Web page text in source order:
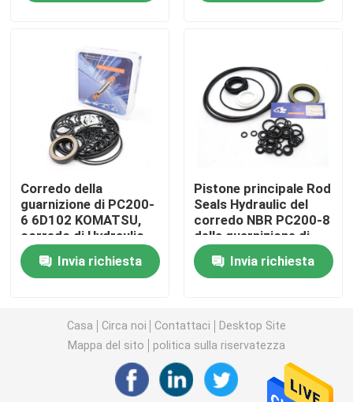
Escavatore Seal Kit
corredo della guarnizione del jcb
Corredo della guarnizione di KOMATSU
Rod Seal idraulico
Parapolvere idraulica
Guarnizione idraulica del pistone
Corredo della
guarnizione di PC200-
6 6D102 KOMATSU,
corredo di Hydraulic
Pump Repair
dell'escavatore
Invia richiesta
Pistone principale Rod
Seals Hydraulic del
corredo NBR PC200-8
della guarnizione di
KOMATSU della
pompaInvia richiesta
Casa Circa noi Contattaci
Desktop Site
Mappa del sito
politica sulla riservatezza